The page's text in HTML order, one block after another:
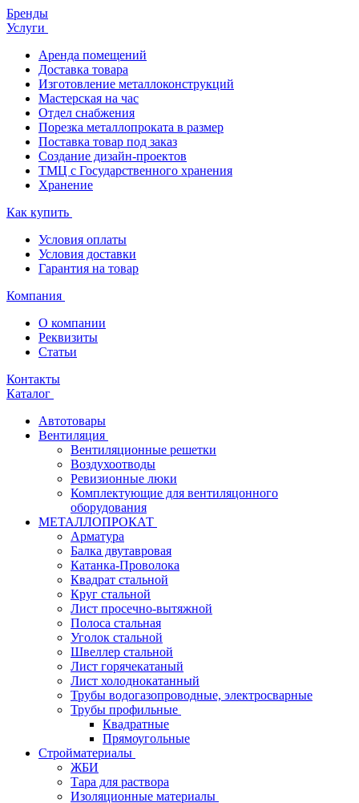
Бренды
Услуги
Аренда помещений
Доставка товара
Изготовление металлоконструкций
Мастерская на час
Отдел снабжения
Порезка металлопроката в размер
Поставка товар под заказ
Создание дизайн-проектов
ТМЦ с Государственного хранения
Хранение
Как купить
Условия оплаты
Условия доставки
Гарантия на товар
Компания
О компании
Реквизиты
Статьи
Контакты
Каталог
Автотовары
Вентиляция
Вентиляционные решетки
Воздухоотводы
Ревизионные люки
Комплектующие для вентиляцонного
оборудования
МЕТАЛЛОПРОКАТ
Арматура
Балка двутавровая
Катанка-Проволока
Квадрат стальной
Круг стальной
Лист просечно-вытяжной
Полоса стальная
Уголок стальной
Швеллер стальной
Лист горячекатаный
Лист холоднокатанный
Трубы водогазопроводные, электросварные
Трубы профильные
Квадратные
Прямоугольные
Стройматериалы
ЖБИ
Тара для раствора
Изоляционные материалы